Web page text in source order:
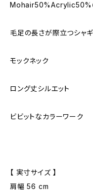
Mohair50%Acrylic50%の
毛足の長さが際立つシャ
モックネック
ロング丈シルエット
ビビットなカラーワーク
【 実寸サイズ 】
肩幅 56 cm